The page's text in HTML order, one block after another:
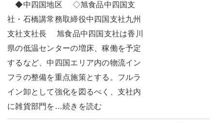
◆中四国地区 ◇旭食品中四国支
社・石橋講常務取締役中四国支社九州
支社支社長 旭食品中四国支社は香川
県の低温センターの増床、稼働を予定
するなど、中四国エリア内の物流イン
フラの整備を重点施策とする。フルラ
イン卸として強化を図るべく、支社内
に雑貨部門を…続きを読む